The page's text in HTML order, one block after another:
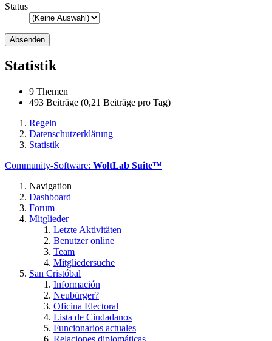
Status
Statistik
9 Themen
493 Beiträge (0,21 Beiträge pro Tag)
Regeln
Datenschutzerklärung
Statistik
Community-Software: WoltLab Suite™
Navigation
Dashboard
Forum
Mitglieder
Letzte Aktivitäten
Benutzer online
Team
Mitgliedersuche
San Cristóbal
Información
Neubürger?
Oficina Electoral
Lista de Ciudadanos
Funcionarios actuales